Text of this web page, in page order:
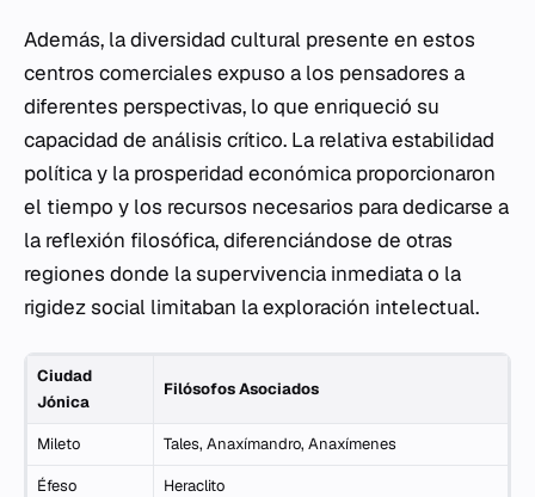
Además, la diversidad cultural presente en estos
centros comerciales expuso a los pensadores a
diferentes perspectivas, lo que enriqueció su
capacidad de análisis crítico. La relativa estabilidad
política y la prosperidad económica proporcionaron
el tiempo y los recursos necesarios para dedicarse a
la reflexión filosófica, diferenciándose de otras
regiones donde la supervivencia inmediata o la
rigidez social limitaban la exploración intelectual.
Ciudad
Jónica
Filósofos Asociados
Mileto Tales, Anaxímandro, Anaxímenes
Éfeso Heraclito